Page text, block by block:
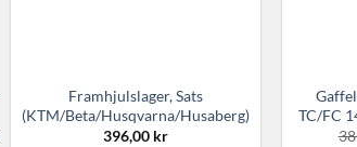
Framhjulslager, Sats
(KTM/Beta/Husqvarna/Husaberg)
396,00 kr
TC/FC